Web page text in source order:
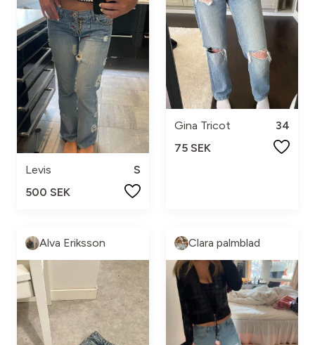
Levis
S
500 SEK
Gina Tricot
34
75 SEK
Alva Eriksson Clara palmblad